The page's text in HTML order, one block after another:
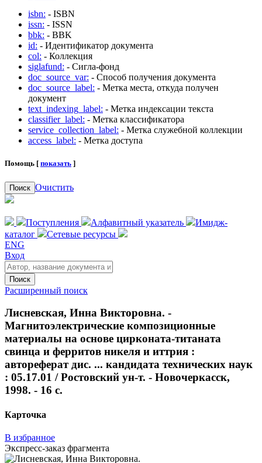
isbn: - ISBN
issn: - ISSN
bbk: - BBK
id: - Идентификатор документа
col: - Коллекция
siglafund: - Сигла-фонд
doc_source_var: - Способ получения документа
doc_source_label: - Метка места, откуда получен
документ
text_indexing_label: - Метка индексации текста
classifier_label: - Метка классификатора
service_collection_label: - Метка служебной коллекции
access_label: - Метка доступа
Помощь [ показать ]
Поиск Очистить
Поступления Алфавитный указатель
Имидж-
каталог
Сетевые ресурсы
ENG
Вход
Поиск
Расширенный поиск
Лисневская, Инна Викторовна. -
Магнитоэлектрические композиционные
материалы на основе цирконата-титаната
свинца и ферритов никеля и иттрия :
автореферат дис. ... кандидата технических наук
: 05.17.01 / Ростовский ун-т. - Новочеркасск,
1998. - 16 с.
Карточка
В избранное
Экспресс-заказ фрагмента